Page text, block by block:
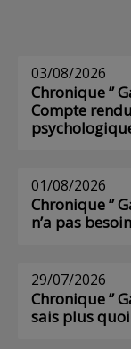
03/08/2026
Chronique ”
Compte
01/08/2026
Chronique ”
n’a pas
29/07/2026
Chronique ”
sais plus